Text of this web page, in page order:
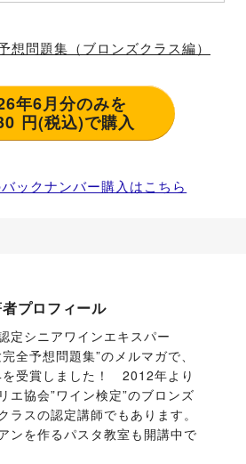
想問題集（ブロンズクラス編）
年6月分のみを
￥330 円(税込)で購入
ックナンバー購入はこちら
プロフィール
定シニアワインエキスパー
全予想問題集”のメルマガで、
受賞しました！　2012年より
エ協会”ワイン検定”のブロンズ
ラスの認定講師でもあります。
ンを作るパスタ教室も開講中で